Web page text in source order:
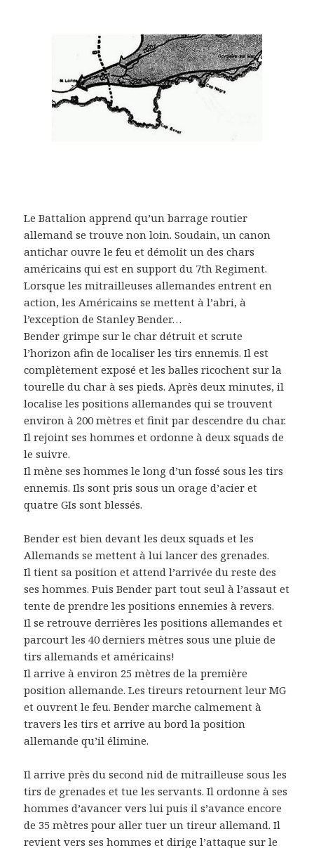
Le Battalion apprend qu’un barrage routier
allemand se trouve non loin. Soudain, un canon
antichar ouvre le feu et démolit un des chars
américains qui est en support du 7th Regiment.
Lorsque les mitrailleuses allemandes entrent en
action, les Américains se mettent à l’abri, à
l’exception de Stanley Bender…
Bender grimpe sur le char détruit et scrute
l’horizon afin de localiser les tirs ennemis. Il est
complètement exposé et les balles ricochent sur la
tourelle du char à ses pieds. Après deux minutes, il
localise les positions allemandes qui se trouvent
environ à 200 mètres et finit par descendre du char.
Il rejoint ses hommes et ordonne à deux squads de
le suivre.
Il mène ses hommes le long d’un fossé sous les tirs
ennemis. Ils sont pris sous un orage d’acier et
quatre GIs sont blessés.
Bender est bien devant les deux squads et les
Allemands se mettent à lui lancer des grenades.
Il tient sa position et attend l’arrivée du reste des
ses hommes. Puis Bender part tout seul à l’assaut et
tente de prendre les positions ennemies à revers.
Il se retrouve derrières les positions allemandes et
parcourt les 40 derniers mètres sous une pluie de
tirs allemands et américains!
Il arrive à environ 25 mètres de la première
position allemande. Les tireurs retournent leur MG
et ouvrent le feu. Bender marche calmement à
travers les tirs et arrive au bord la position
allemande qu’il élimine.
Il arrive près du second nid de mitrailleuse sous les
tirs de grenades et tue les servants. Il ordonne à ses
hommes d’avancer vers lui puis il s’avance encore
de 35 mètres pour aller tuer un tireur allemand. Il
revient vers ses hommes et dirige l’attaque sur le